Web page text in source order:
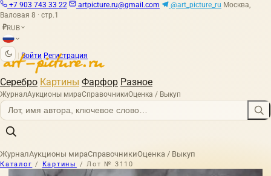
+7 903 743 33 22 artpicture.ru@gmail.com @art_picture_ru Москва,
Валовая 8 · стр.1
₽RUB
Войти Регистрация
Серебро Картины Фарфор Разное
ЖурналАукционы мираСправочникиОценка / Выкуп
ЖурналАукционы мираСправочникиОценка / Выкуп
Каталог / Картины / Лот № 3110